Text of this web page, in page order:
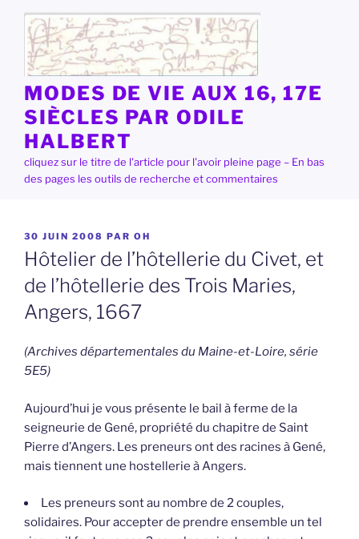
contenu
principal
MODES DE VIE AUX 16, 17E
SIÈCLES PAR ODILE
HALBERT
cliquez sur le titre de l'article pour l'avoir pleine page – En bas
des pages les outils de recherche et commentaires
PUBLIÉ
LE
30 JUIN 2008 PAR OH
Hôtelier de l’hôtellerie du Civet, et
de l’hôtellerie des Trois Maries,
Angers, 1667
(Archives départementales du Maine-et-Loire, série
5E5)
Aujourd’hui je vous présente le bail à ferme de la
seigneurie de Gené, propriété du chapitre de Saint
Pierre d’Angers. Les preneurs ont des racines à Gené,
mais tiennent une hostellerie à Angers.
Les preneurs sont au nombre de 2 couples,
solidaires. Pour accepter de prendre ensemble un tel